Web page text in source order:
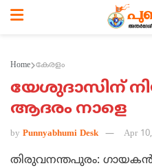
Home കേരളം
യേശുദാസിന്
ആദരം നാളെ
by Punnyabhumi Desk Apr
തിരുവനന്തപുരം: